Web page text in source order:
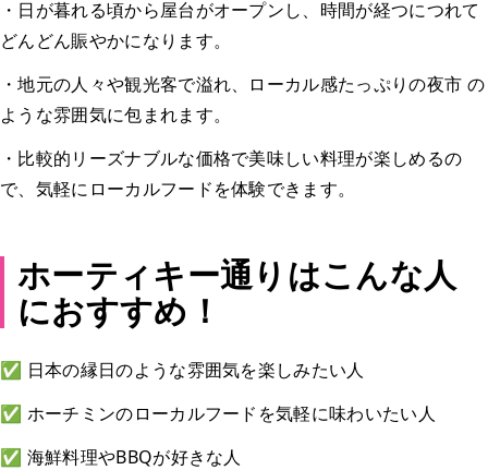
・日が暮れる頃から屋台がオープンし、時間が経つにつれて
どんどん賑やかになります。
・地元の人々や観光客で溢れ、ローカル感たっぷりの夜市 の
ような雰囲気に包まれます。
・比較的リーズナブルな価格で美味しい料理が楽しめるの
で、気軽にローカルフードを体験できます。
ホーティキー通りはこんな人
におすすめ！
✅ 日本の縁日のような雰囲気を楽しみたい人
✅ ホーチミンのローカルフードを気軽に味わいたい人
✅ 海鮮料理やBBQが好きな人